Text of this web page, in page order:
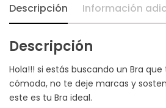
Descripción Información
Descripción
Hola!!! si estás buscando un Bra
cómoda, no te deje marcas y
este es tu Bra ideal.